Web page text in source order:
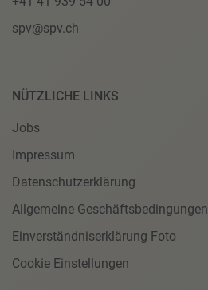
spv@spv.ch
NÜTZLICHE LINKS
Jobs
Impressum
Datenschutzerklärung
Allgemeine Geschäftsbedingungen
Einverständniserklärung Foto
Cookie Einstellungen